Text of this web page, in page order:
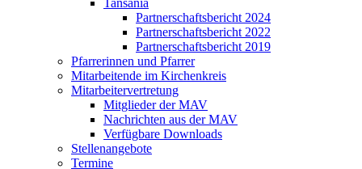
Tansania
Partnerschaftsbericht 2024
Partnerschaftsbericht 2022
Partnerschaftsbericht 2019
Pfarrerinnen und Pfarrer
Mitarbeitende im Kirchenkreis
Mitarbeitervertretung
Mitglieder der MAV
Nachrichten aus der MAV
Verfügbare Downloads
Stellenangebote
Termine